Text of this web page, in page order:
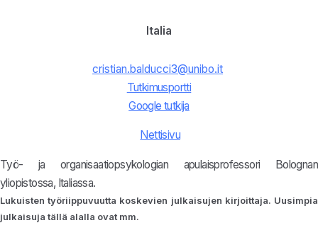
Italia
cristian.balducci3@unibo.it
Tutkimusportti
Google tutkija
Nettisivu
Työ- ja organisaatiopsykologian apulaisprofessori Bolognan
yliopistossa, Italiassa.
Lukuisten työriippuvuutta koskevien julkaisujen kirjoittaja. Uusimpia
julkaisuja tällä alalla ovat mm.